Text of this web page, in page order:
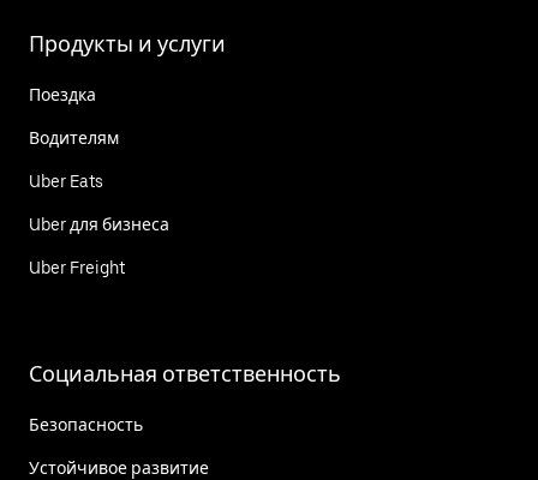
Продукты и услуги
Поездка
Водителям
Uber Eats
Uber для бизнеса
Uber Freight
Социальная ответственность
Безопасность
Устойчивое развитие